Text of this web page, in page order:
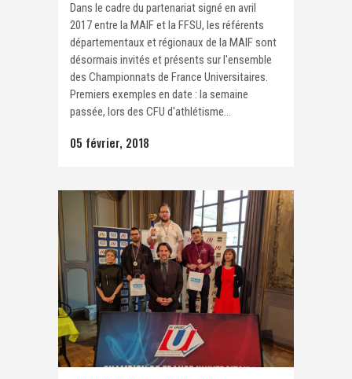
Dans le cadre du partenariat signé en avril
2017 entre la MAIF et la FFSU, les référents
départementaux et régionaux de la MAIF sont
désormais invités et présents sur l'ensemble
des Championnats de France Universitaires.
Premiers exemples en date : la semaine
passée, lors des CFU d'athlétisme...
05 février, 2018